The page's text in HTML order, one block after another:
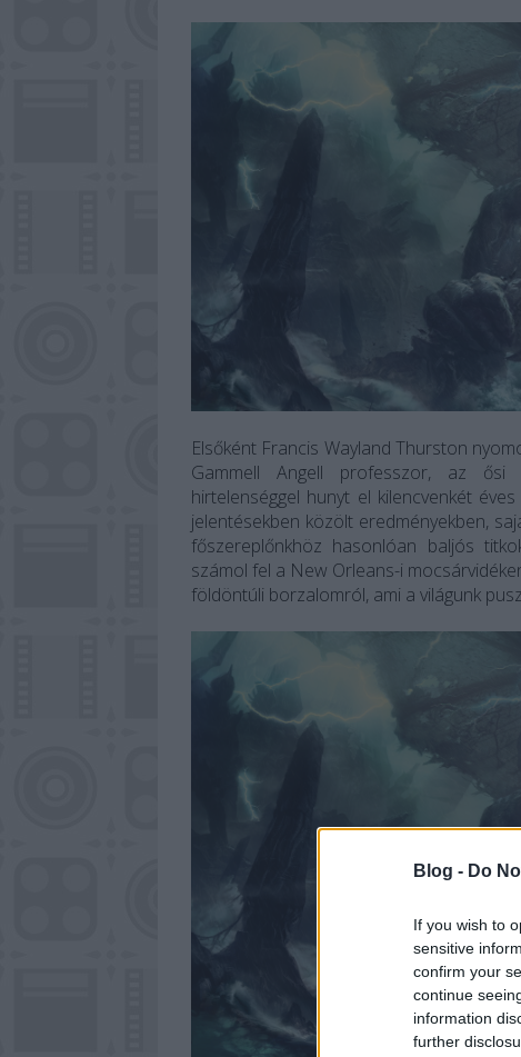
Blog - Do
If you wish to
sensitive
confirm your
continue
information
further
Elsőként Francis Wayland Thurston
Gammell Angell professzor, az ősi
hirtelenséggel hunyt el kilencvenkét
jelentésekben közölt eredményekben,
főszereplőnkhöz hasonlóan baljós
számol fel a New Orleans-i
földöntúli borzalomról, ami a világunk